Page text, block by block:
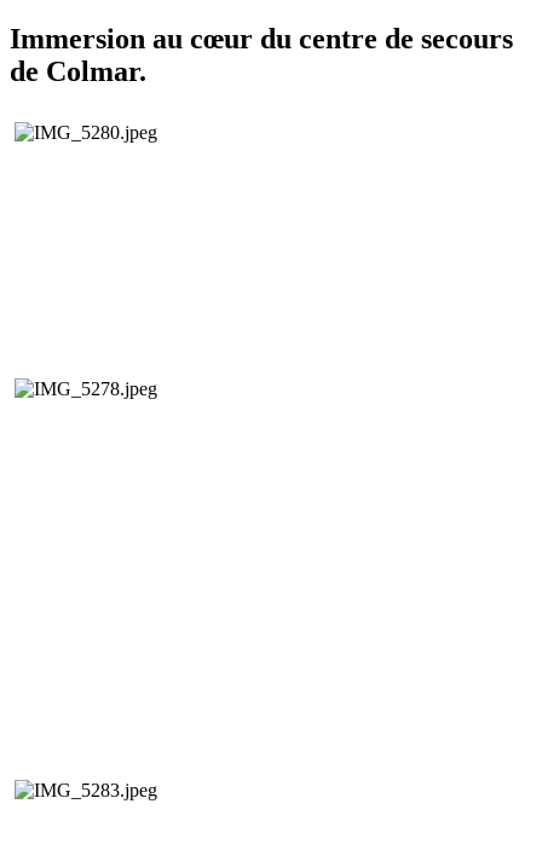
Immersion au cœur du centre de secours
de Colmar.